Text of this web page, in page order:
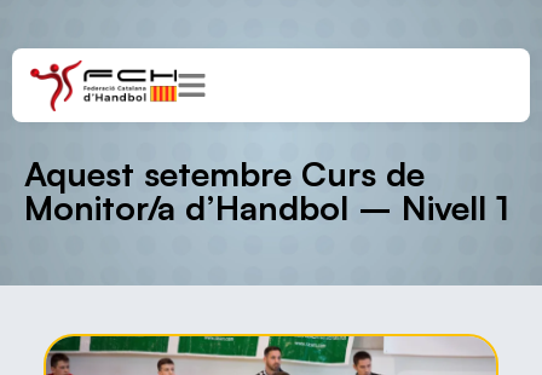
Aquest setembre Curs de
Monitor/a d’Handbol – Nivell 1